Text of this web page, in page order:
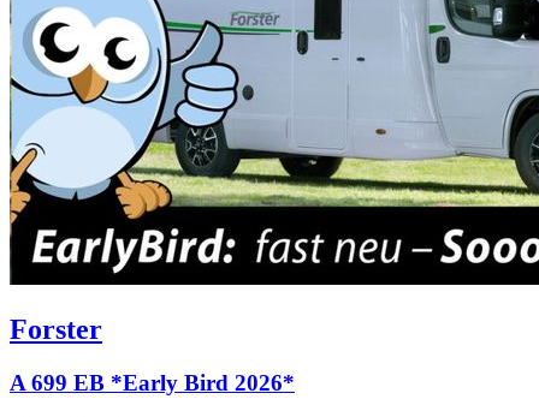
Forster
A 699 EB *Early Bird 2026*